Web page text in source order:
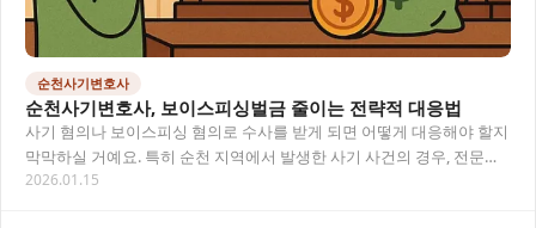
순천사기변호사
순천사기변호사, 보이스피싱벌금 줄이는 전략적 대응법
사기 혐의나 보이스피싱 혐의로 수사를 받게 되면 어떻게 대응해야 할지
막막하실 거예요. 특히 순천 지역에서 발생한 사기 사건의 경우, 전문적
인 법률 조력이 필요한 상황에서 어디서부…
2026.01.15